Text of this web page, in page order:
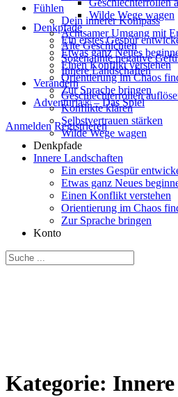
Geschlechterrollen
Wilde Wege wagen
Denkpfade
Ein erstes Gespür
Etwas ganz Neues
Einen Konflikt verstehen
Orientierung im Chaos
Zur Sprache bringen
Adventuria® – Das Spiel
Anmelden Registrieren
Fühlen
Dein innerer Kompass
Achtsamer Umgang mit
Alte Geschichten
Sogenannte negative
Innere Landschaften
Verändern
Geschlechterrollen
Konflikte klären
Selbstvertrauen stärken
Wilde Wege wagen
Denkpfade
Innere Landschaften
Ein erstes Gespür
Etwas ganz Neues
Einen Konflikt verstehen
Orientierung im Chaos
Zur Sprache bringen
Konto
Suche
nach:
Kategorie: